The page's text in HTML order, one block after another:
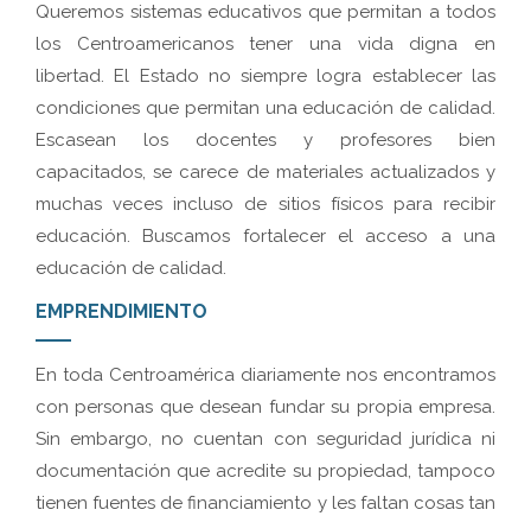
Queremos sistemas educativos que permitan a todos
los Centroamericanos tener una vida digna en
libertad. El Estado no siempre logra establecer las
condiciones que permitan una educación de calidad.
Escasean los docentes y profesores bien
capacitados, se carece de materiales actualizados y
muchas veces incluso de sitios físicos para recibir
educación. Buscamos fortalecer el acceso a una
educación de calidad.
EMPRENDIMIENTO
En toda Centroamérica diariamente nos encontramos
con personas que desean fundar su propia empresa.
Sin embargo, no cuentan con seguridad jurídica ni
documentación que acredite su propiedad, tampoco
tienen fuentes de financiamiento y les faltan cosas tan